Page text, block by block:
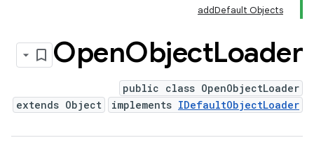
addDefault Objects
OpenObjectLoader
public class OpenObjectLoader
extends Object
implements IDefaultObjectLoader